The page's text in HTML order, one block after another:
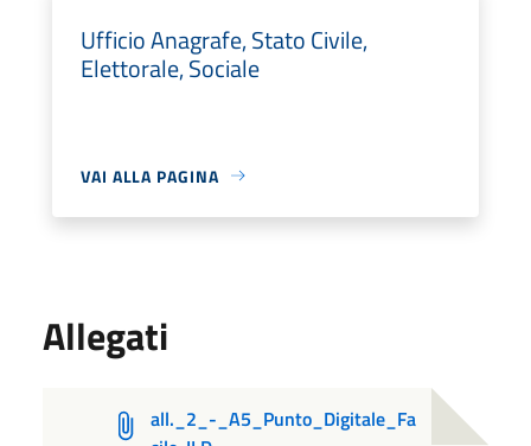
Ufficio Anagrafe, Stato Civile,
Elettorale, Sociale
VAI ALLA PAGINA
Allegati
all._2_-_A5_Punto_Digitale_Fa